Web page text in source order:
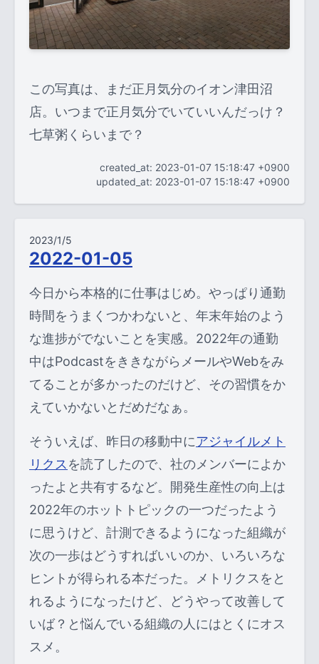
この写真は、まだ正月気分のイオン津田沼
店。いつまで正月気分でいていいんだっけ？
七草粥くらいまで？
created_at: 2023-01-07 15:18:47 +0900
updated_at: 2023-01-07 15:18:47 +0900
2023/1/5
2022-01-05
今日から本格的に仕事はじめ。やっぱり通勤
時間をうまくつかわないと、年末年始のよう
な進捗がでないことを実感。2022年の通勤
中はPodcastをききながらメールやWebをみ
てることが多かったのだけど、その習慣をか
えていかないとだめだなぁ。
そういえば、昨日の移動中にアジャイルメト
リクスを読了したので、社のメンバーによか
ったよと共有するなど。開発生産性の向上は
2022年のホットトピックの一つだったよう
に思うけど、計測できるようになった組織が
次の一歩はどうすればいいのか、いろいろな
ヒントが得られる本だった。メトリクスをと
れるようになったけど、どうやって改善して
いば？と悩んでいる組織の人にはとくにオス
スメ。